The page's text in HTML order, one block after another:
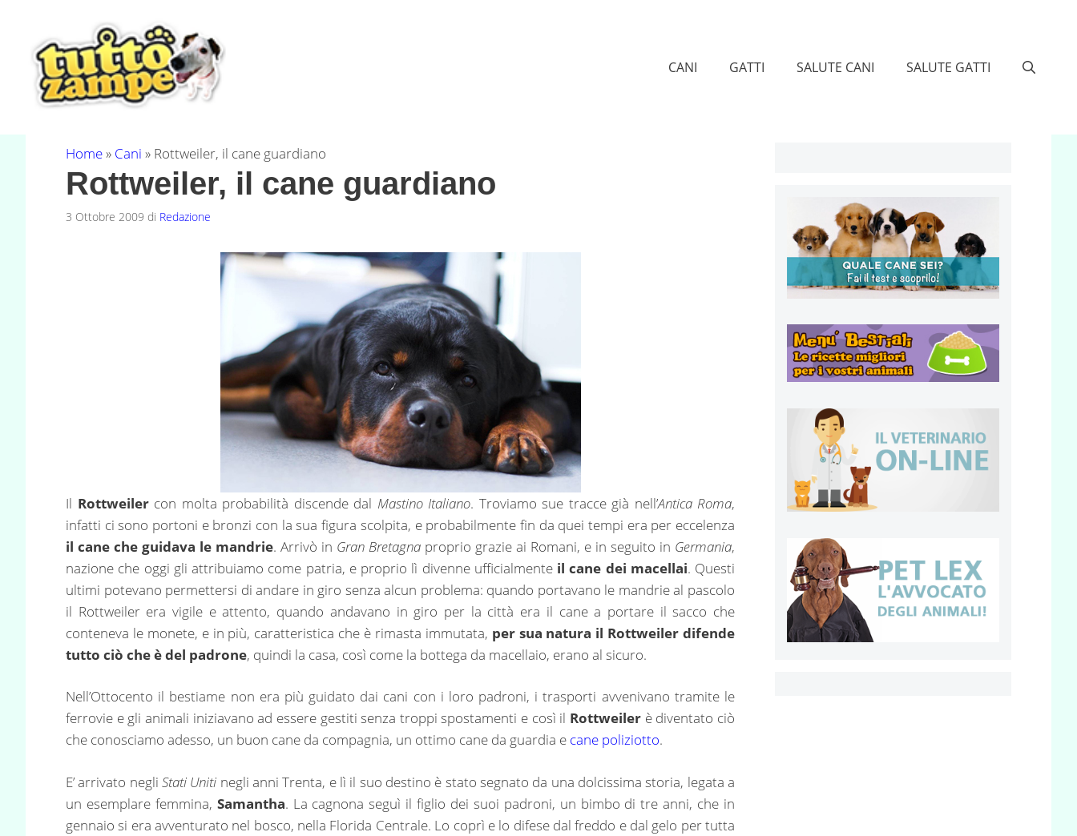
contenuto
CANI GATTI SALUTE CANI SALUTE GATTI
Home» Cani » Rottweiler, il cane guardiano
Rottweiler, il cane guardiano
3 Ottobre 2009 di Redazione
Il Rottweilercon molta probabilità discende dal Mastino Italiano. Troviamo sue tracce già nell’Antica Roma,
infatti ci sono portoni e bronzi con la sua figura scolpita, e probabilmente fin da quei tempi era per eccelenza
il cane che guidava le mandrie. Arrivò in Gran Bretagna proprio grazie ai Romani, e in seguito in Germania,
nazione che oggi gli attribuiamo come patria, e proprio lì divenne ufficialmente il cane dei macellai. Questi
ultimi potevano permettersi di andare in giro senza alcun problema: quando portavano le mandrie al pascolo
il Rottweiler era vigile e attento, quando andavano in giro per la città era il cane a portare il sacco che
conteneva le monete, e in più, caratteristica che è rimasta immutata, per sua natura il Rottweiler difende
tutto ciò che è del padrone, quindi la casa, così come la bottega da macellaio, erano al sicuro.
Nell’Ottocento il bestiame non era più guidato dai cani con i loro padroni, i trasporti avvenivano tramite le
ferrovie e gli animali iniziavano ad essere gestiti senza troppi spostamenti e così il Rottweiler è diventato ciò
che conosciamo adesso, un buon cane da compagnia, un ottimo cane da guardia e cane poliziotto.
E’ arrivato negli Stati Uniti negli anni Trenta, e lì il suo destino è stato segnato da una dolcissima storia, legata a
un esemplare femmina, Samantha. La cagnona seguì il figlio dei suoi padroni, un bimbo di tre anni, che in
gennaio si era avventurato nel bosco, nella Florida Centrale. Lo coprì e lo difese dal freddo e dal gelo per tutta